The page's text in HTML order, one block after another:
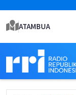
ATAMBUA